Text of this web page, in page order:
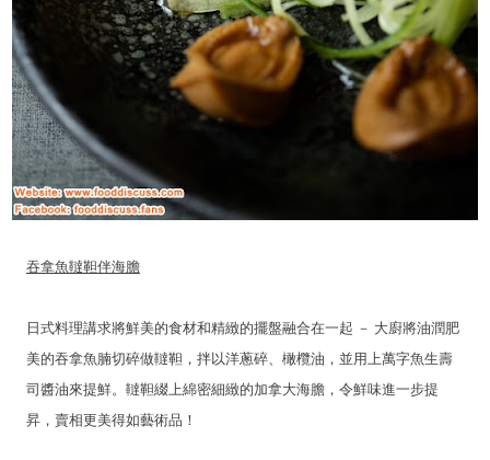
吞拿魚韃靼伴海膽
日式料理講求將鮮美的食材和精緻的擺盤融合在一起 － 大廚將油潤肥
美的吞拿魚腩切碎做韃靼，拌以洋蔥碎、橄欖油，並用上萬字魚生壽
司醬油來提鮮。韃靼綴上綿密細緻的加拿大海膽，令鮮味進一步提
昇，賣相更美得如藝術品！